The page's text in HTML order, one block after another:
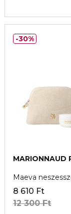
MARIONNAUD
Maeva
8 610 Ft
12 300 Ft
30%